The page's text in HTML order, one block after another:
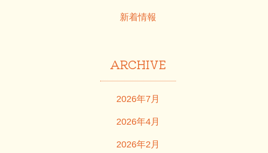
新着情報
ARCHIVE
2026年7月
2026年4月
2026年2月